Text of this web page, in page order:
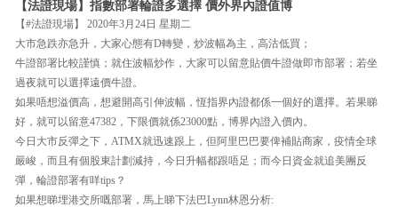
【法證現場】指數部署輪證多選擇 價外界內證值博
【#法證現場】 2020年3月24日 星期二
大市急跌亦急升，大家心態有D轉變，炒波幅為主，高沽低買；
牛證部署比較謹慎；就住波幅炒作，大家可以留意貼價牛證做即市部署；若坐
過夜就可以選擇遠價牛證。
如果唔想溢價高，想避開高引伸波幅，恆指界內證都係一個好的選擇。若果睇
好，就可以留意47382，下限價就係23000點，博界內證入價內。
今日大市反彈之下，ATMX就迅速跟上，但阿里巴巴要俾補貼商家，疫情全球
嚴峻，而且有個股東計劃減持，今日升幅都跟唔足；而今日資金就追美團反
彈，輪證部署有咩tips？
如果想睇埋港交所嘅部署，馬上睇下法巴Lynn林恩分析: